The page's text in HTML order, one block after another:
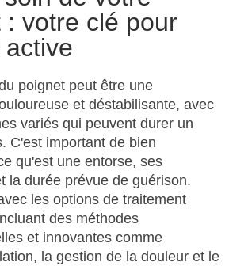
: votre clé pour
poignet peut être une
et déstabilisante, avec
variés qui peuvent durer un
C'est important de bien
qu'est une entorse, ses
la durée prévue de guérison.
les options de traitement
des méthodes
et innovantes comme
la gestion de la douleur et le